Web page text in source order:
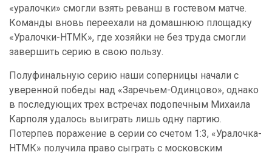
«уралочки» смогли взять реванш в гостевом матче.
Команды вновь переехали на домашнюю площадку
«Уралочки-НТМК», где хозяйки не без труда смогли
завершить серию в свою пользу.
Полуфинальную серию наши соперницы начали с
уверенной победы над «Заречьем-Одинцово», однако
в последующих трех встречах подопечным Михаила
Карполя удалось выиграть лишь одну партию.
Потерпев поражение в серии со счетом 1:3, «Уралочка-
НТМК» получила право сыграть с московским